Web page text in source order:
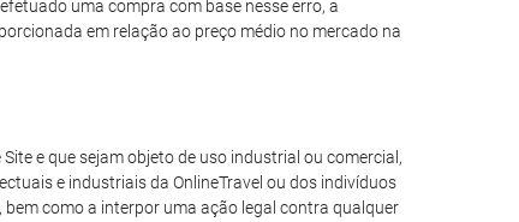
uma compra com base nesse erro, a
em relação ao preço médio no mercado na
e que sejam objeto de uso industrial ou comercial,
e industriais da OnlineTravel ou dos indivíduos
como a interpor uma ação legal contra qualquer